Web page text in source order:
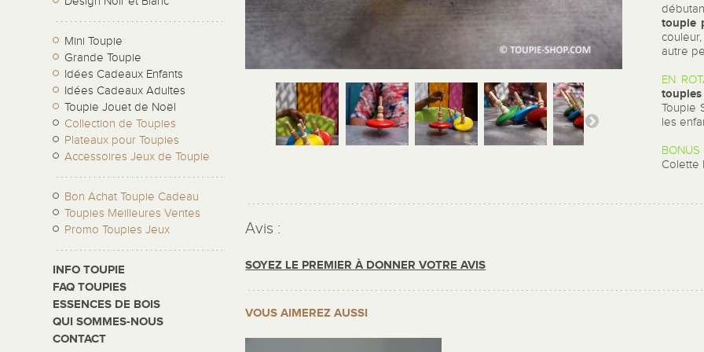
Mini Toupie
Grande Toupie
Idées Cadeaux Enfants
Idées Cadeaux Adultes
Toupie Jouet de Noël
Collection de Toupies
Plateaux pour Toupies
Accessoires Jeux de Toupie
Bon Achat Toupie Cadeau
Toupies Meilleures Ventes
Promo Toupies Jeux
INFO TOUPIE
FAQ TOUPIES
ESSENCES DE BOIS
QUI SOMMES-NOUS
CONTACT
toupie
autre
EN
Toupie
les
BONUS
Colette
Avis :
SOYEZ LE PREMIER À DONNER VOTRE AVIS
VOUS AIMEREZ AUSSI